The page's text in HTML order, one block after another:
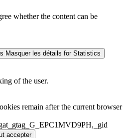
whether the content can be
Masquer les détails for Statistics
of the user.
remain after the current browser
accepter